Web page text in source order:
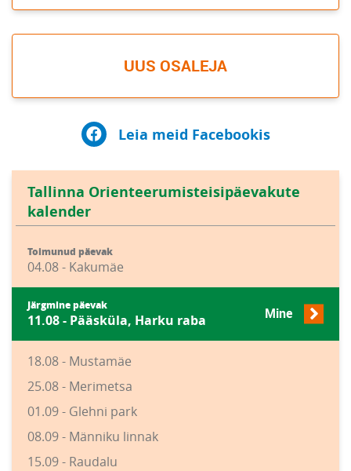
UUS OSALEJA
Leia meid Facebookis
Tallinna Orienteerumisteisipäevakute
kalender
Toimunud päevak
04.08 - Kakumäe
Järgmine päevak
11.08 - Pääsküla, Harku raba Mine
18.08 - Mustamäe
25.08 - Merimetsa
01.09 - Glehni park
08.09 - Männiku linnak
15.09 - Raudalu